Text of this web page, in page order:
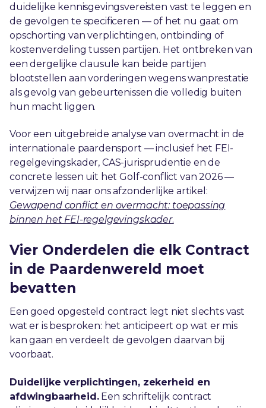
duidelijke kennisgevingsvereisten vast te leggen en
de gevolgen te specificeren — of het nu gaat om
opschorting van verplichtingen, ontbinding of
kostenverdeling tussen partijen. Het ontbreken van
een dergelijke clausule kan beide partijen
blootstellen aan vorderingen wegens wanprestatie
als gevolg van gebeurtenissen die volledig buiten
hun macht liggen.
Voor een uitgebreide analyse van overmacht in de
internationale paardensport — inclusief het FEI-
regelgevingskader, CAS-jurisprudentie en de
concrete lessen uit het Golf-conflict van 2026 —
verwijzen wij naar ons afzonderlijke artikel:
Gewapend conflict en overmacht: toepassing
binnen het FEI-regelgevingskader.
Vier Onderdelen die elk Contract
in de Paardenwereld moet
bevatten
Een goed opgesteld contract legt niet slechts vast
wat er is besproken: het anticipeert op wat er mis
kan gaan en verdeelt de gevolgen daarvan bij
voorbaat.
Duidelijke verplichtingen, zekerheid en
afdwingbaarheid.Een schriftelijk contract